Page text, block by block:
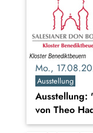
Mo.,
Ausstellung
Ausstellung:
von Theo